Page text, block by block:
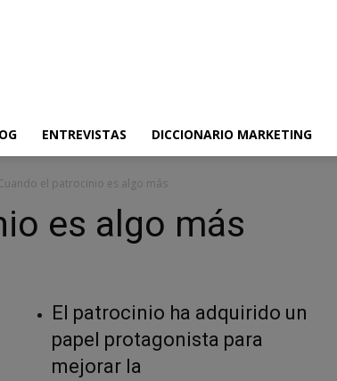
ENTREVISTAS DICCIONARIO MARKETING
el patrocinio es algo más
es algo más
El patrocinio ha adquirido un
papel protagonista para
mejorar la